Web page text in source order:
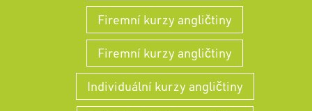
Firemní kurzy angličtiny
Firemní kurzy angličtiny
Individuální kurzy angličtiny